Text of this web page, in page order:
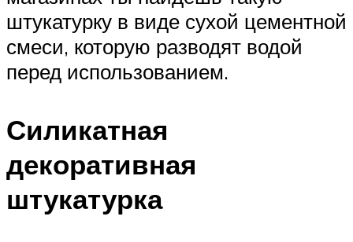
штукатурку в виде сухой цементной
смеси, которую разводят водой
перед использованием.
Силикатная
декоративная
штукатурка